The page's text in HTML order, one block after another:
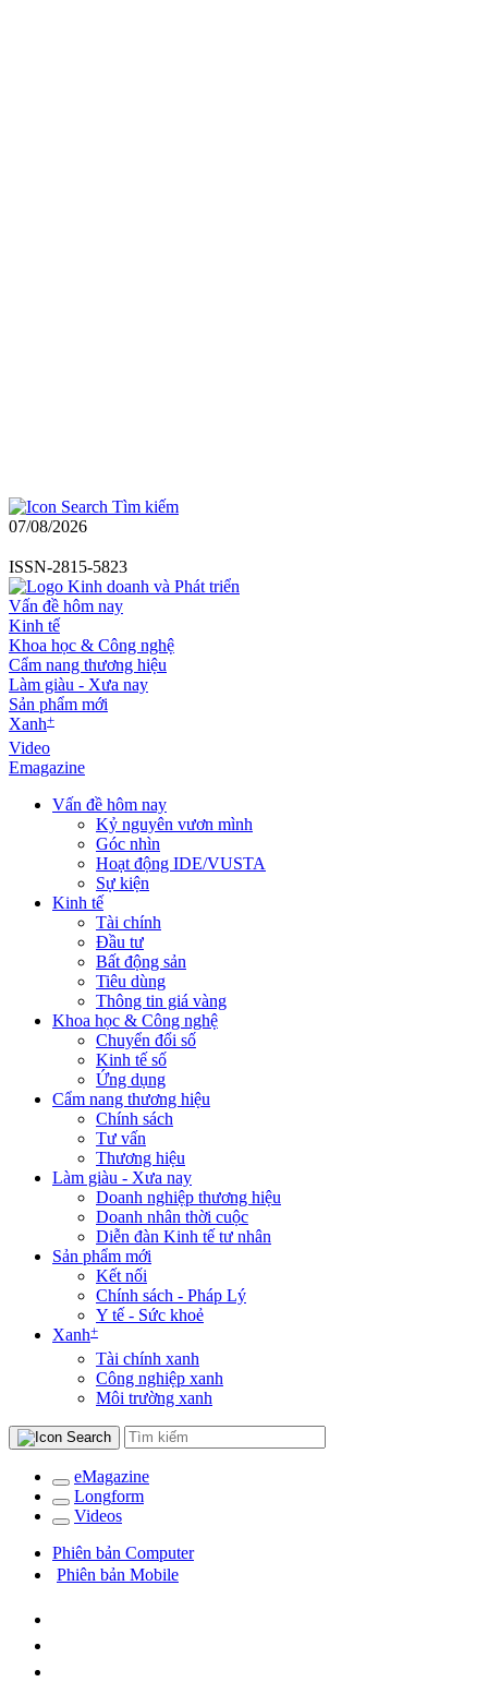
Tìm kiếm
07/08/2026
ISSN-2815-5823
Vấn đề hôm nay
Kinh tế
Khoa học & Công nghệ
Cẩm nang thương hiệu
Làm giàu - Xưa nay
Sản phẩm mới
Xanh+
Video
Emagazine
Vấn đề hôm nay
Kỷ nguyên vươn mình
Góc nhìn
Hoạt động IDE/VUSTA
Sự kiện
Kinh tế
Tài chính
Đầu tư
Bất động sản
Tiêu dùng
Thông tin giá vàng
Khoa học & Công nghệ
Chuyển đổi số
Kinh tế số
Ứng dụng
Cẩm nang thương hiệu
Chính sách
Tư vấn
Thương hiệu
Làm giàu - Xưa nay
Doanh nghiệp thương hiệu
Doanh nhân thời cuộc
Diễn đàn Kinh tế tư nhân
Sản phẩm mới
Kết nối
Chính sách - Pháp Lý
Y tế - Sức khoẻ
Xanh+
Tài chính xanh
Công nghiệp xanh
Môi trường xanh
eMagazine
Longform
Videos
Phiên bản Computer
Phiên bản Mobile